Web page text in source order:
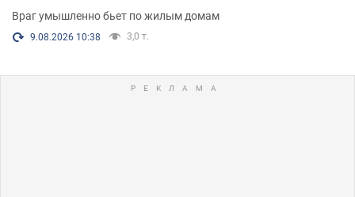
Враг умышленно бьет по жилым домам
9.08.2026 10:38 3,0 т.